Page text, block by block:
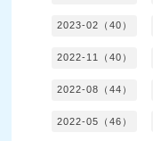
2023-02（40）
2022-11（40）
2022-08（44）
2022-05（46）